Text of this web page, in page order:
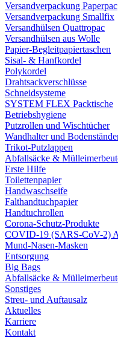
Versandverpackung Paperpac
Versandverpackung Smallfix
Versandhülsen Quattropac
Versandhülsen aus Wolle
Papier-Begleitpapiertaschen
Sisal- & Hanfkordel
Polykordel
Drahtsackverschlüsse
Schneidsysteme
SYSTEM FLEX Packtische
Betriebshygiene
Putzrollen und Wischtücher
Wandhalter und
Trikot-Putzlappen
Abfallsäcke &
Erste Hilfe
Toilettenpapier
Handwaschseife
Falthandtuchpapier
Handtuchrollen
Corona-Schutz-Produkte
COVID-19 (SARS-CoV-2)
Mund-Nasen-Masken
Entsorgung
Big Bags
Abfallsäcke &
Sonstiges
Streu- und Auftausalz
Aktuelles
Karriere
Kontakt